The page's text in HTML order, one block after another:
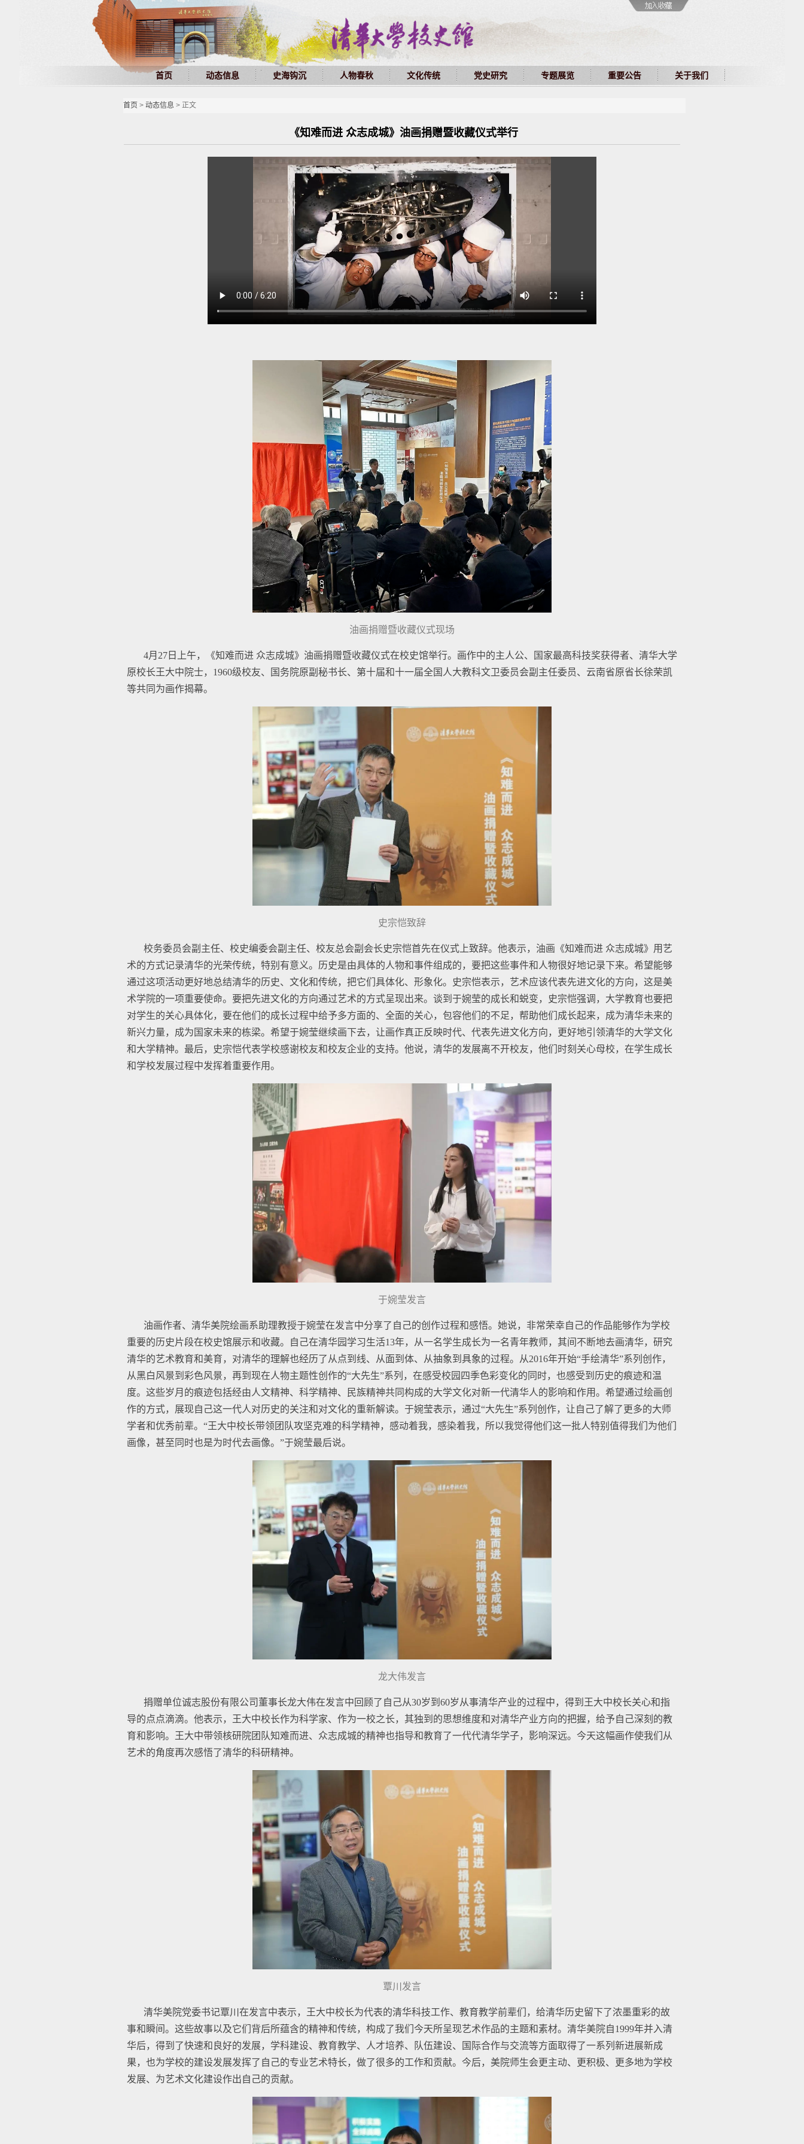
首页 动态信息 史海钩沉 人物春秋 文化传统 党史研究 专题展览 重要公告 关于我们
首页 > 动态信息> 正文
《知难而进 众志成城》油画捐赠暨收藏仪式举行
油画捐赠暨收藏仪式现场
4月27日上午，《知难而进 众志成城》油画捐赠暨收藏仪式在校史馆举行。画作中的主人公、国家最高科技奖获得者、清华大学
原校长王大中院士，1960级校友、国务院原副秘书长、第十届和十一届全国人大教科文卫委员会副主任委员、云南省原省长徐荣凯
等共同为画作揭幕。
史宗恺致辞
校务委员会副主任、校史编委会副主任、校友总会副会长史宗恺首先在仪式上致辞。他表示，油画《知难而进 众志成城》用艺
术的方式记录清华的光荣传统，特别有意义。历史是由具体的人物和事件组成的，要把这些事件和人物很好地记录下来。希望能够
通过这项活动更好地总结清华的历史、文化和传统，把它们具体化、形象化。史宗恺表示，艺术应该代表先进文化的方向，这是美
术学院的一项重要使命。要把先进文化的方向通过艺术的方式呈现出来。谈到于婉莹的成长和蜕变，史宗恺强调，大学教育也要把
对学生的关心具体化，要在他们的成长过程中给予多方面的、全面的关心，包容他们的不足，帮助他们成长起来，成为清华未来的
新兴力量，成为国家未来的栋梁。希望于婉莹继续画下去，让画作真正反映时代、代表先进文化方向，更好地引领清华的大学文化
和大学精神。最后，史宗恺代表学校感谢校友和校友企业的支持。他说，清华的发展离不开校友，他们时刻关心母校，在学生成长
和学校发展过程中发挥着重要作用。
于婉莹发言
油画作者、清华美院绘画系助理教授于婉莹在发言中分享了自己的创作过程和感悟。她说，非常荣幸自己的作品能够作为学校
重要的历史片段在校史馆展示和收藏。自己在清华园学习生活13年，从一名学生成长为一名青年教师，其间不断地去画清华，研究
清华的艺术教育和美育，对清华的理解也经历了从点到线、从面到体、从抽象到具象的过程。从2016年开始“手绘清华”系列创作，
从黑白风景到彩色风景，再到现在人物主题性创作的“大先生”系列，在感受校园四季色彩变化的同时，也感受到历史的痕迹和温
度。这些岁月的痕迹包括经由人文精神、科学精神、民族精神共同构成的大学文化对新一代清华人的影响和作用。希望通过绘画创
作的方式，展现自己这一代人对历史的关注和对文化的重新解读。于婉莹表示，通过“大先生”系列创作，让自己了解了更多的大师
学者和优秀前辈。“王大中校长带领团队攻坚克难的科学精神，感动着我，感染着我，所以我觉得他们这一批人特别值得我们为他们
画像，甚至同时也是为时代去画像。”于婉莹最后说。
龙大伟发言
捐赠单位诚志股份有限公司董事长龙大伟在发言中回顾了自己从30岁到60岁从事清华产业的过程中，得到王大中校长关心和指
导的点点滴滴。他表示，王大中校长作为科学家、作为一校之长，其独到的思想维度和对清华产业方向的把握，给予自己深刻的教
育和影响。王大中带领核研院团队知难而进、众志成城的精神也指导和教育了一代代清华学子，影响深远。今天这幅画作使我们从
艺术的角度再次感悟了清华的科研精神。
覃川发言
清华美院党委书记覃川在发言中表示，王大中校长为代表的清华科技工作、教育教学前辈们，给清华历史留下了浓墨重彩的故
事和瞬间。这些故事以及它们背后所蕴含的精神和传统，构成了我们今天所呈现艺术作品的主题和素材。清华美院自1999年并入清
华后，得到了快速和良好的发展，学科建设、教育教学、人才培养、队伍建设、国际合作与交流等方面取得了一系列新进展新成
果，也为学校的建设发展发挥了自己的专业艺术特长，做了很多的工作和贡献。今后，美院师生会更主动、更积极、更多地为学校
发展、为艺术文化建设作出自己的贡献。